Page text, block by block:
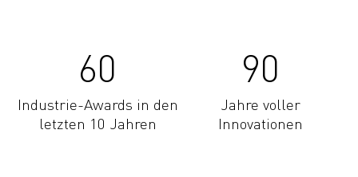
60
Industrie-Awards in den
letzten 10 Jahren
90
Jahre voller
Innovationen